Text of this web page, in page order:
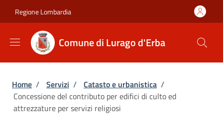
Regione Lombardia
Comune di Lurago d'Erba
Briciole di pane
Home / Servizi / Catasto e urbanistica /
Concessione del contributo per edifici di culto ed
attrezzature per servizi religiosi